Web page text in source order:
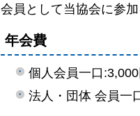
会員として当協会に参
年会費
個人会員一口
法人・団体 会員一